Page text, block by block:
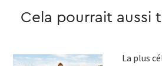
Cela pourrait aussi
La plus